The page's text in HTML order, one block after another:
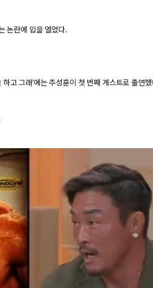
논란에 입을 열었다.
고 그래'에는 추성훈이 첫 번째 게스트로 출연했